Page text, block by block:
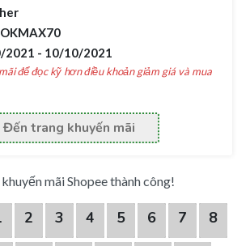
2021 - 10/10/2021
để đọc kỹ hơn điều khoản giảm giá và mua
Đến trang khuyến mãi
mãi Shopee thành công!
2 3 4 5 6 7
8